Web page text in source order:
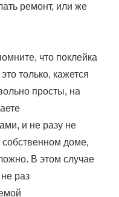
ремонт, или же
что поклейка
только, кажется
просты, на
и не разу не
доме,
В этом случае
раз